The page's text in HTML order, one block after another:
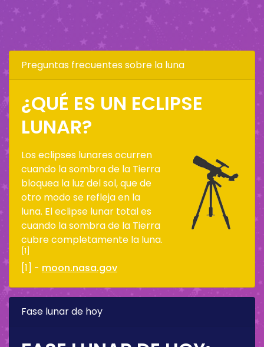
Preguntas frecuentes sobre la luna
¿QUÉ ES UN ECLIPSE
LUNAR?
Los eclipses lunares ocurren
cuando la sombra de la Tierra
bloquea la luz del sol, que de
otro modo se refleja en la
luna. El eclipse lunar total es
cuando la sombra de la Tierra
cubre completamente la luna.
[1]
[1] - moon.nasa.gov
Fase lunar de hoy